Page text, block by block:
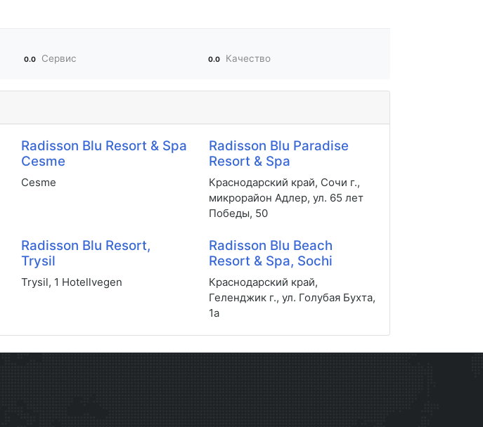
0.0 Сервис 0.0 Качество
Radisson Blu Resort & Spa
Cesme
Cesme
Radisson Blu Paradise
Resort & Spa
Краснодарский край, Сочи г.,
микрорайон Адлер, ул. 65 лет
Победы, 50
Radisson Blu Resort,
Trysil
Trysil, 1 Hotellvegen
Radisson Blu Beach
Resort & Spa, Sochi
Краснодарский край,
Геленджик г., ул. Голубая Бухта,
1a